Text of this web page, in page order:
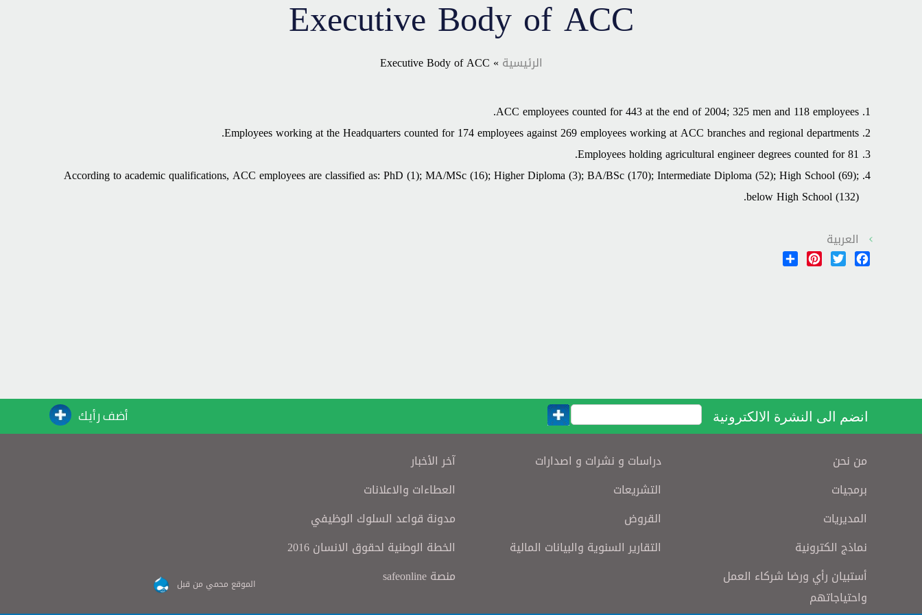
Executive Body of ACC
الرئيسية » Executive Body of ACC
ACC employees counted for 443 at the end of 2004; 325 men and 118 employees.
Employees working at the Headquarters counted for 174 employees against 269 employees working at ACC branches and regional departments.
Employees holding agricultural engineer degrees counted for 81.
According to academic qualifications, ACC employees are classified as: PhD (1); MA/MSc (16); Higher Diploma (3); BA/BSc (170); Intermediate Diploma (52); High School (69);
below High School (132).
العربية
Facebook
Twitter
Pinterest
انضم الى النشرة الالكترونية أضف رأيك
من نحن
برمجيات
المديريات
نماذج الكترونية
أستبيان رأي ورضا شركاء العمل
واحتياجاتهم
دراسات و نشرات و اصدارات
التشريعات
القروض
التقارير السنوية والبيانات المالية
آخر الأخبار
العطاءات والاعلانات
مدونة قواعد السلوك الوظيفي
الخطة الوطنية لحقوق الانسان 2016
منصة safeonline
الموقع محمي من قبل